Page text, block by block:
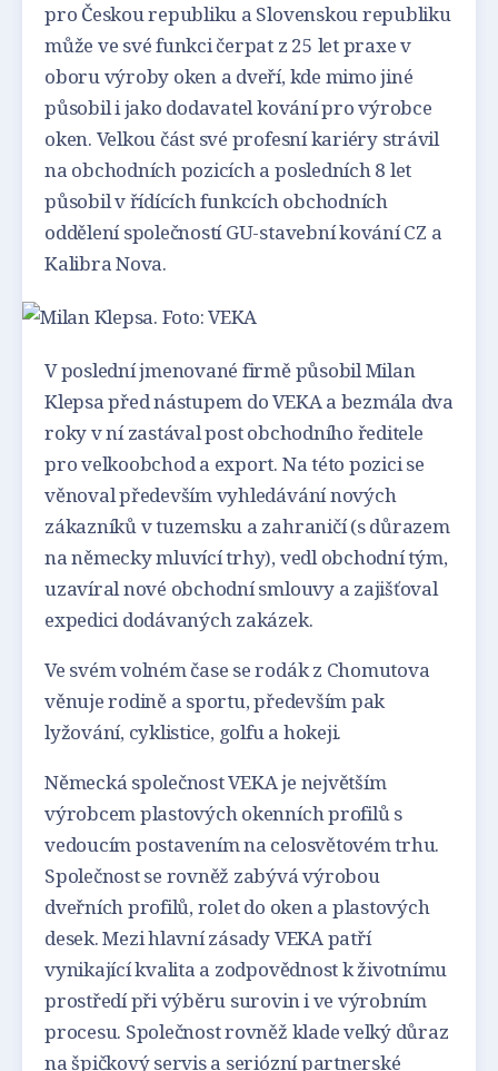
pro Českou republiku a Slovenskou republiku
může ve své funkci čerpat z 25 let praxe v
oboru výroby oken a dveří, kde mimo jiné
působil i jako dodavatel kování pro výrobce
oken. Velkou část své profesní kariéry strávil
na obchodních pozicích a posledních 8 let
působil v řídících funkcích obchodních
oddělení společností GU-stavební kování CZ a
Kalibra Nova.
V poslední jmenované firmě působil Milan
Klepsa před nástupem do VEKA a bezmála dva
roky v ní zastával post obchodního ředitele
pro velkoobchod a export. Na této pozici se
věnoval především vyhledávání nových
zákazníků v tuzemsku a zahraničí (s důrazem
na německy mluvící trhy), vedl obchodní tým,
uzavíral nové obchodní smlouvy a zajišťoval
expedici dodávaných zakázek.
Ve svém volném čase se rodák z Chomutova
věnuje rodině a sportu, především pak
lyžování, cyklistice, golfu a hokeji.
Německá společnost VEKA je největším
výrobcem plastových okenních profilů s
vedoucím postavením na celosvětovém trhu.
Společnost se rovněž zabývá výrobou
dveřních profilů, rolet do oken a plastových
desek. Mezi hlavní zásady VEKA patří
vynikající kvalita a zodpovědnost k životnímu
prostředí při výběru surovin i ve výrobním
procesu. Společnost rovněž klade velký důraz
na špičkový servis a seriózní partnerské